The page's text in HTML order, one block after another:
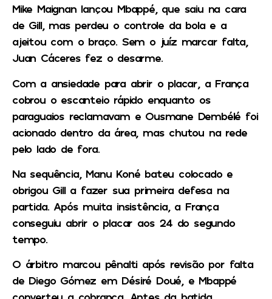
Mike Maignan lançou Mbappé, que saiu na cara
de Gill, mas perdeu o controle da bola e a
ajeitou com o braço. Sem o juíz marcar falta,
Juan Cáceres fez o desarme.
Com a ansiedade para abrir o placar, a França
cobrou o escanteio rápido enquanto os
paraguaios reclamavam e Ousmane Dembélé foi
acionado dentro da área, mas chutou na rede
pelo lado de fora.
Na sequência, Manu Koné bateu colocado e
obrigou Gill a fazer sua primeira defesa na
partida. Após muita insistência, a França
conseguiu abrir o placar aos 24 do segundo
tempo.
O árbitro marcou pênalti após revisão por falta
de Diego Gómez em Désiré Doué, e Mbappé